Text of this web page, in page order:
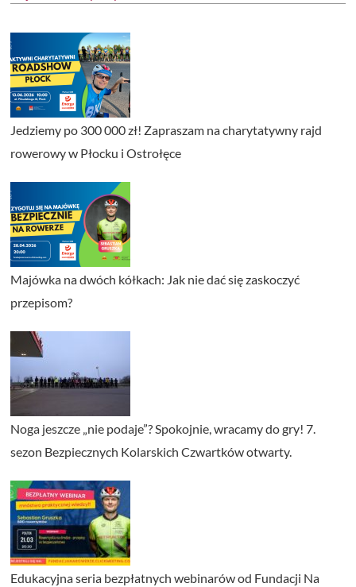
Jedziemy po 300 000 zł! Zapraszam na charytatywny rajd
rowerowy w Płocku i Ostrołęce
Majówka na dwóch kółkach: Jak nie dać się zaskoczyć
przepisom?
Noga jeszcze „nie podaje”? Spokojnie, wracamy do gry! 7.
sezon Bezpiecznych Kolarskich Czwartków otwarty.
Edukacyjna seria bezpłatnych webinarów od Fundacji Na